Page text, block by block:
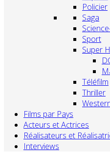
Policier
Saga
Sport
Super
Téléfilm
Thriller
Films par Pays
Acteurs et Actrices
Réalisateurs et
Interviews